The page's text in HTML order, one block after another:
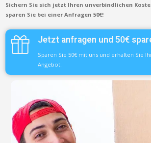
Sichern Sie sich jetzt Ihren unverbindlichen
sparen Sie bei einer Anfragen 50€!
Jetzt anfragen und 50€
Sparen Sie 50€ mit uns und erhalten Sie
Angebot.